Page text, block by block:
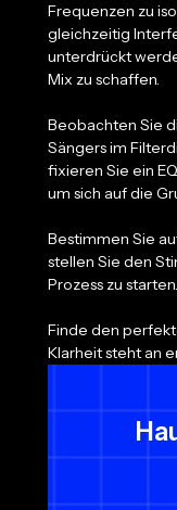
Frequenzen zu
gleichzeitig
unterdrückt
Mix zu schaffen.
Beobachten Sie
Sängers im
fixieren Sie ein
um sich auf die
Bestimmen Sie
stellen Sie den
Prozess zu starten.
Finde den
Klarheit steht an